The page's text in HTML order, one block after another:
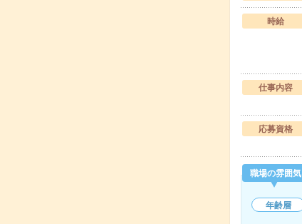
時給
仕事内容
応募資格
職場の雰囲気
年齢層